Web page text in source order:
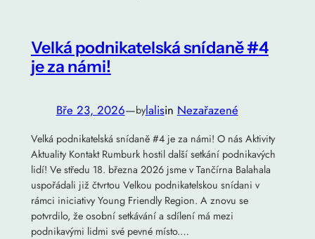
Velká podnikatelská snídaně #4
je za námi!
Bře 23, 2026—bylalisin Nezařazené
Velká podnikatelská snídaně #4 je za námi! O nás Aktivity
Aktuality Kontakt Rumburk hostil další setkání podnikavých
lidí! Ve středu 18. března 2026 jsme v Tančírna Balahala
uspořádali již čtvrtou Velkou podnikatelskou snídani v
rámci iniciativy Young Friendly Region. A znovu se
potvrdilo, že osobní setkávání a sdílení má mezi
podnikavými lidmi své pevné místo.…